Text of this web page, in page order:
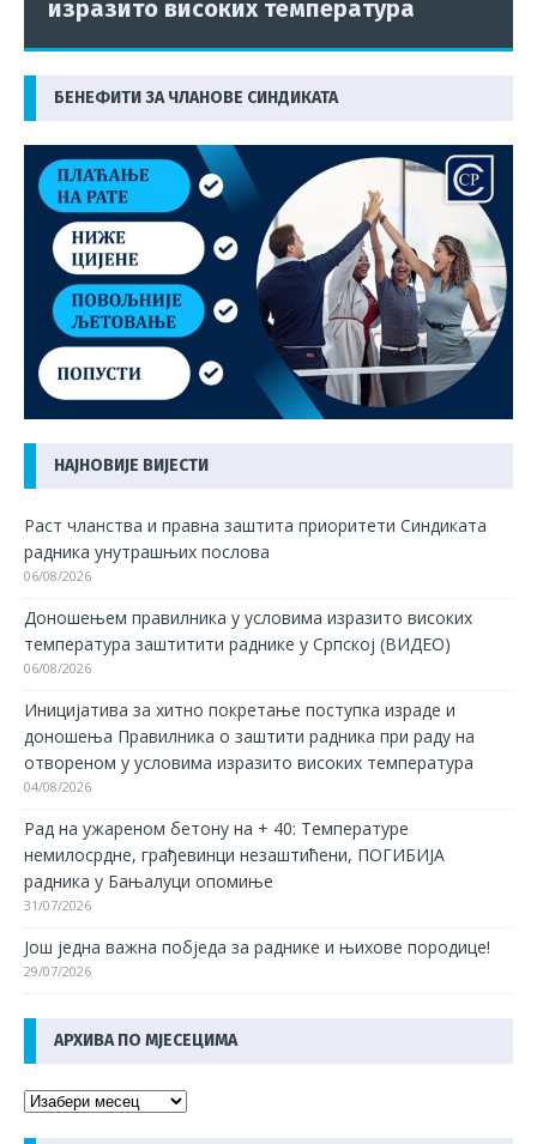
изразито високих температура
БЕНЕФИТИ ЗА ЧЛАНОВЕ СИНДИКАТА
НАЈНОВИЈЕ ВИЈЕСТИ
Раст чланства и правна заштита приоритети Синдиката
радника унутрашњих послова
06/08/2026
Доношењем правилника у условима изразито високих
температура заштитити раднике у Српској (ВИДЕО)
06/08/2026
Иницијатива за хитно покретање поступка израде и
доношења Правилника о заштити радника при раду на
отвореном у условима изразито високих температура
04/08/2026
Рад на ужареном бетону на + 40: Температуре
немилосрдне, грађевинци незаштићени, ПОГИБИЈА
радника у Бањалуци опомиње
31/07/2026
Још једна важна побједа за раднике и њихове породице!
29/07/2026
АРХИВА ПО МЈЕСЕЦИМА